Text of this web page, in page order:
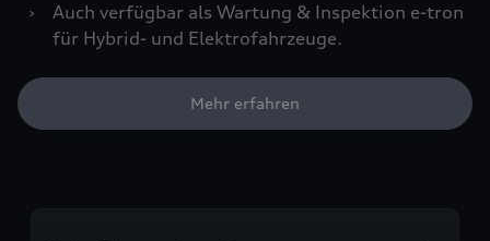
›
Auch verfügbar als Wartung & Inspektion e-tron
für Hybrid- und Elektrofahrzeuge.
Mehr erfahren